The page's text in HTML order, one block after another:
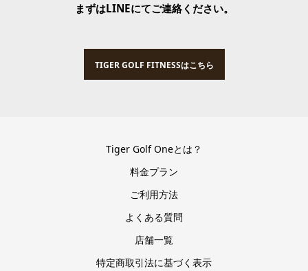
まずはLINEにてご連絡ください。
TIGER GOLF FITNESSはこちら
Tiger Golf Oneとは？
料金プラン
ご利用方法
よくある質問
店舗一覧
特定商取引法に基づく表示